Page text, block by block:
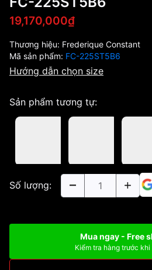
19,170,000₫
Thương hiệu: Frederique Constant
Mã sản phẩm: FC-225ST5B6
Hướng dẫn chọn size
Sản phẩm tương tự:
Số lượng:
Mua ngay - Free
Kiểm tra hàng trước